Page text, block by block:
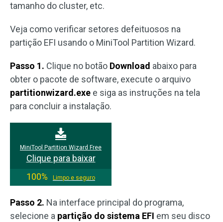
tamanho do cluster, etc.
Veja como verificar setores defeituosos na
partição EFI usando o MiniTool Partition Wizard.
Passo 1. Clique no botão Download abaixo para
obter o pacote de software, execute o arquivo
partitionwizard.exe e siga as instruções na tela
para concluir a instalação.
MiniTool Partition Wizard Free
Clique para baixar
100%
Limpo e seguro
Passo 2. Na interface principal do programa,
selecione a partição do sistema EFI em seu disco